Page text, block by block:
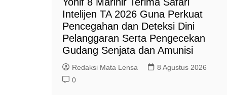
Intelijen TA 2026 Guna Perkuat
Pencegahan dan Deteksi Dini
Pelanggaran Serta Pengecekan
Gudang Senjata dan Amunisi
Redaksi Mata Lensa
8 Agustus 2026
0